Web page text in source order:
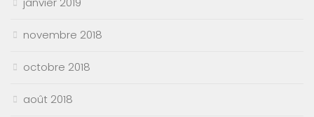
novembre 2018
octobre 2018
août 2018